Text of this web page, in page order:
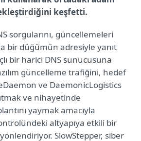
keşfetti.
sorgularını, güncellemeleri
bir düğümün adresiyle yanıt
bir harici DNS sunucusuna
güncelleme trafiğini, hedef
ve DaemonicLogistics
ve nihayetinde
yaymak amacıyla
altyapıya etkili bir
SlowStepper, siber